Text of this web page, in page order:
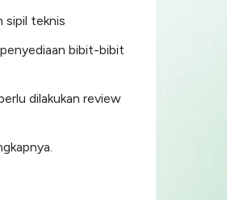
sipil teknis
bibit-bibit
dilakukan review